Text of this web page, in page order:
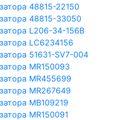
48815-22150
48815-33050
L206-34-156B
LC6234156
51631-SV7-004
MR150093
MR455699
MR267649
MB109219
MR150091